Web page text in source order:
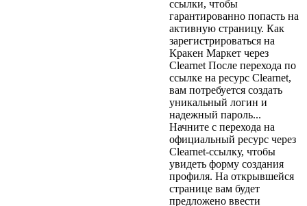
ссылки, чтобы
гарантированно попасть на
активную страницу. Как
зарегистрироваться на
Кракен Маркет через
Clearnet После перехода по
ссылке на ресурс Clearnet,
вам потребуется создать
уникальный логин и
надежный пароль...
Начните с перехода на
официальный ресурс через
Clearnet-ссылку, чтобы
увидеть форму создания
профиля. На открывшейся
странице вам будет
предложено ввести